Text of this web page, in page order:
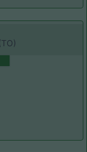
(TO)